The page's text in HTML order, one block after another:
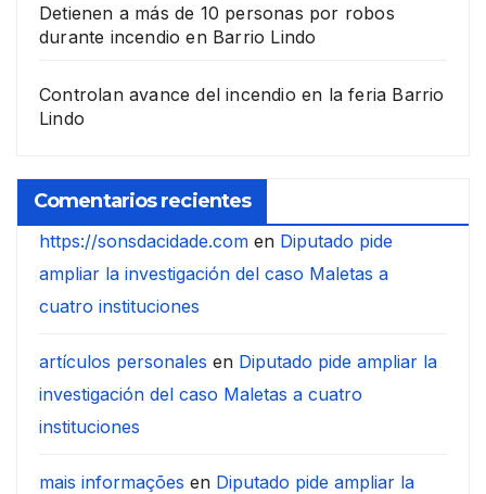
Detienen a más de 10 personas por robos
durante incendio en Barrio Lindo
Controlan avance del incendio en la feria Barrio
Lindo
Comentarios recientes
https://sonsdacidade.com en Diputado pide
ampliar la investigación del caso Maletas a
cuatro instituciones
artículos personales en Diputado pide ampliar la
investigación del caso Maletas a cuatro
instituciones
mais informações en Diputado pide ampliar la